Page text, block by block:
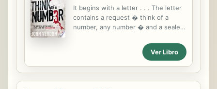
It begins with a letter . . . The letter
contains a request � think of a
number, any number � and a sealed
number. When Dave Gurney, retired
NYPD homicide detective, is
contacted by an old college
acquaintance about some startling
Ver Libro